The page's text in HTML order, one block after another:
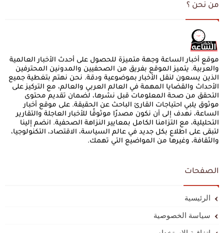
من نحن ؟
موقع أخبار الساعة وجهة متميزة للحصول على أحدث الأخبار العالمية
والعربية. يتميز الموقع بفريق من الصحفيين والمدونين المحترفين
الذين يسعون لنقل الأخبار بموضوعية ودقة. نحن نهتم بتغطية جميع
الأحداث والقضايا المهمة في العالم العربي والعالم، مع التركيز على
التحقق من صحة المعلومات قبل نشرها، لضمان تقديم محتوى
موثوق يلبي احتياجات القارئ الباحث عن الحقيقة. على موقع أخبار
الساعة، نهدف إلى أن نكون مصدرًا موثوقًا للأخبار العاجلة والتقارير
التحليلية، مع التزامنا الكامل بمعايير النزاهة الصحفية. انضم إلينا
لتبقى على اطلاع بكل جديد في عالم السياسة، الاقتصاد، التكنولوجيا،
والثقافة، وغيرها من المواضيع التي تهمك.
الصفحات
الرئيسية
سياسة الخصوصية